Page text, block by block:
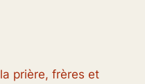
prière, frères et